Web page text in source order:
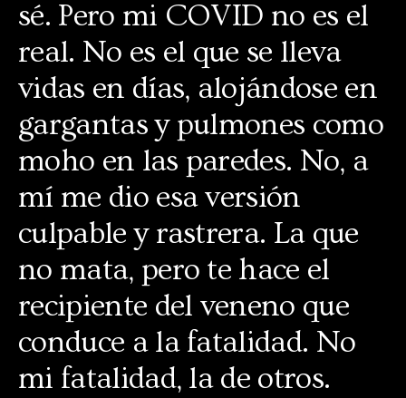
sé. Pero mi COVID no es el
real. No es el que se lleva
vidas en días, alojándose en
gargantas y pulmones como
moho en las paredes. No, a
mí me dio esa versión
culpable y rastrera. La que
no mata, pero te hace el
recipiente del veneno que
conduce a la fatalidad. No
mi fatalidad, la de otros.